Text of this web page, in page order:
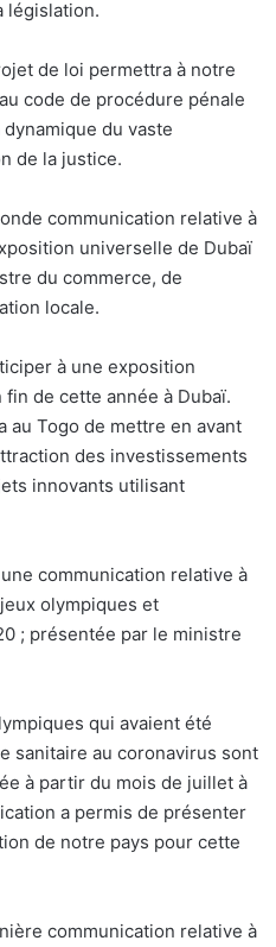
législation.
de loi permettra à notre
code de procédure pénale
du vaste
de la justice.
communication relative à
universelle de Dubaï
du commerce, de
locale.
à une exposition
de cette année à Dubaï.
Togo de mettre en avant
des investissements
innovants utilisant
communication relative à
olympiques et
; présentée par le ministre
qui avaient été
sanitaire au coronavirus sont
à partir du mois de juillet à
a permis de présenter
de notre pays pour cette
communication relative à